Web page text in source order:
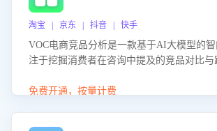
淘宝 | 京东 | 抖音 | 快手
VOC电商竞品分析是一款基于AI大模型的
注于挖掘消费者在咨询中提及的竞品对比
商品信息，进行多维度交叉对比，并分析消
企业优化营销话术、突出产品与服务优势
免费开通，按量计费